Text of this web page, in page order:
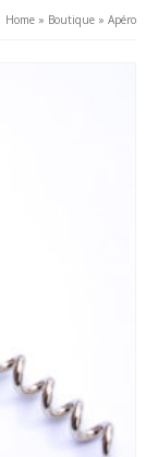
Home » Boutique » Apéro